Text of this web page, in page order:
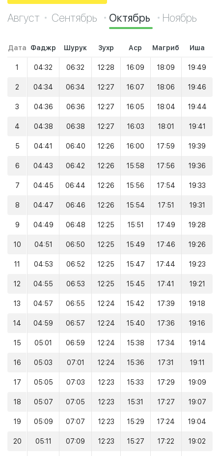
Август Сентябрь Октябрь Ноябрь
Дата Фаджр Шурук Зухр Аср Магриб Иша
1 04:32 06:32 12:28 16:09 18:09 19:49
2 04:34 06:34 12:27 16:07 18:06 19:46
3 04:36 06:36 12:27 16:05 18:04 19:44
4 04:38 06:38 12:27 16:03 18:01 19:41
5 04:41 06:40 12:26 16:00 17:59 19:39
6 04:43 06:42 12:26 15:58 17:56 19:36
7 04:45 06:44 12:26 15:56 17:54 19:33
8 04:47 06:46 12:26 15:54 17:51 19:31
9 04:49 06:48 12:25 15:51 17:49 19:28
10 04:51 06:50 12:25 15:49 17:46 19:26
11 04:53 06:52 12:25 15:47 17:44 19:23
12 04:55 06:53 12:25 15:45 17:41 19:21
13 04:57 06:55 12:24 15:42 17:39 19:18
14 04:59 06:57 12:24 15:40 17:36 19:16
15 05:01 06:59 12:24 15:38 17:34 19:14
16 05:03 07:01 12:24 15:36 17:31 19:11
17 05:05 07:03 12:23 15:33 17:29 19:09
18 05:07 07:05 12:23 15:31 17:27 19:07
19 05:09 07:07 12:23 15:29 17:24 19:04
20 05:11 07:09 12:23 15:27 17:22 19:02